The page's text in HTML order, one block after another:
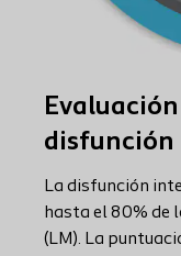
disfunción
La disfunción
hasta el 80% de
(LM). La